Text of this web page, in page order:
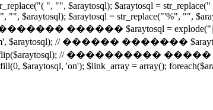
", "", $araytosql); $araytosql =
"", $araytosql); $araytosql = str_replace("'%", "",
������ $araytosql = explode("|",
$araytosql); // ������ �������
// ����������
$araytosql, 'on'); $link_array = array();